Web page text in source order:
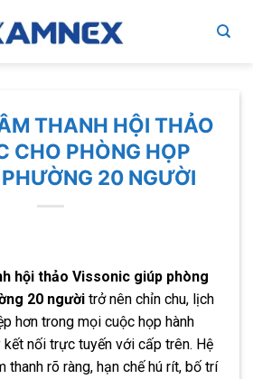
THANH HỘI THẢO
CHO PHÒNG HỌP
20 NGƯỜI
hội thảo Vissonic giúp phòng
20 người trở nên chỉn chu, lịch
hơn trong mọi cuộc họp hành
kết nối trực tuyến với cấp trên. Hệ
thanh rõ ràng, hạn chế hú rít, bố trí